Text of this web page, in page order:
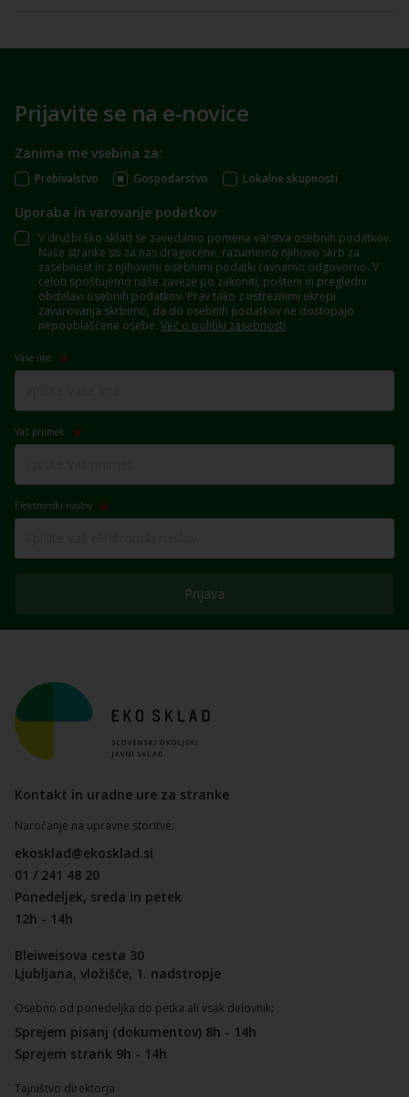
Prijavite se na e-novice
Zanima me vsebina za:
Prebivalstvo Gospodarstvo Lokalne skupnosti
Uporaba in varovanje podatkov
V družbi Eko sklad se zavedamo pomena varstva osebnih podatkov.
Naše stranke so za nas dragocene, razumemo njihovo skrb za
zasebnost in z njihovimi osebnimi podatki ravnamo odgovorno. V
celoti spoštujemo naše zaveze po zakoniti, pošteni in pregledni
obdelavi osebnih podatkov. Prav tako z ustreznimi ukrepi
zavarovanja skrbimo, da do osebnih podatkov ne dostopajo
nepooblaščene osebe. Več o politiki zasebnosti.
Vaše ime
Vaš priimek
Elektronski naslov
Prijava
Kontakt in uradne ure za stranke
Naročanje na upravne storitve:
ekosklad@ekosklad.si
01 / 241 48 20
Ponedeljek, sreda in petek
12h - 14h
Bleiweisova cesta 30
Ljubljana, vložišče, 1. nadstropje
Osebno od ponedeljka do petka ali vsak delovnik:
Sprejem pisanj (dokumentov) 8h - 14h
Sprejem strank 9h - 14h
Tajništvo direktorja